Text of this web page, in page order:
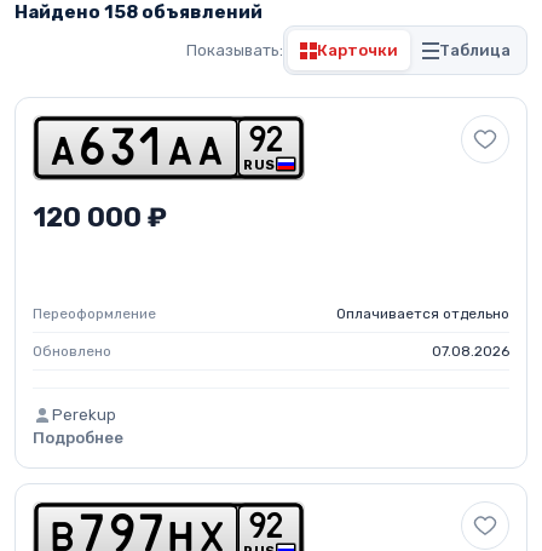
Найдено 158 объявлений
Показывать: Карточки Таблица
a 6 3 1 a a RUS
92
120 000 ₽
Переоформление Оплачивается отдельно
Обновлено 07.08.2026
Perekup
Подробнее
b 7 9 7 h x 92